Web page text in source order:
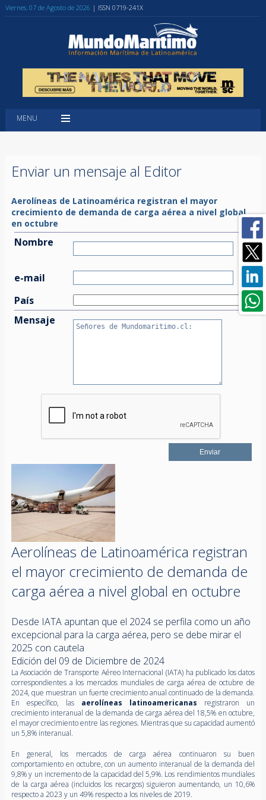
Viernes, 07 de Agosto de 2026 | ISSN 0719-241X
MENU
Enviar un mensaje al Editor
Aerolíneas de Latinoamérica registran el mayor
crecimiento de demanda de carga aérea a nivel global
en octubre
Nombre
e-mail
País
Mensaje
Aerolíneas de Latinoamérica registran
el mayor crecimiento de demanda de
carga aérea a nivel global en octubre
Desde IATA apuntan que el 2024 se perfila como un año
excepcional para la carga aérea, pero se debe mirar el
2025 con cautela
Edición del 09 de Diciembre de 2024
La Asociación de Transporte Aéreo Internacional (IATA) ha publicado los datos
correspondientes a los mercados mundiales de carga aérea de octubre de
2024, que muestran un fuerte crecimiento anual continuado de la demanda.
En específico, las aerolíneas latinoamericanas registraron un
crecimiento interanual de la demanda de carga aérea del 18,5% en octubre,
el mayor crecimiento entre las regiones. Mientras que su capacidad aumentó
un 5,8% interanual.
En general, los mercados de carga aérea continuaron su buen
comportamiento en octubre, con un aumento interanual de la demanda del
9,8% y un incremento de la capacidad del 5,9%. Los rendimientos mundiales
de la carga aérea (incluidos los recargos) siguieron aumentando, un 10,6%
respecto a 2023 y un 49% respecto a los niveles de 2019.